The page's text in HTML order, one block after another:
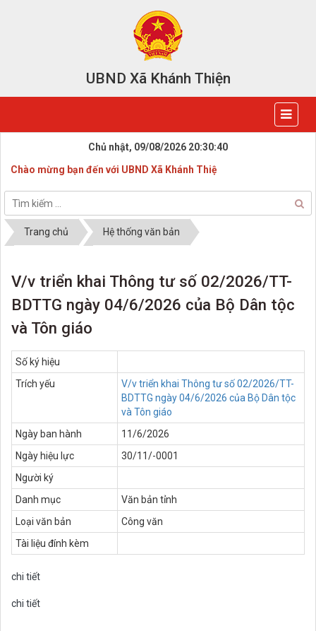
UBND Xã Khánh Thiện
Chủ nhật, 09/08/2026 20:30:40
Chào mừng bạn đến với UBND Xã Khánh Thiện
Trang chủ Hệ thống văn bản
V/v triển khai Thông tư số 02/2026/TT-
BDTTG ngày 04/6/2026 của Bộ Dân tộc
và Tôn giáo
Số ký hiệu
Trích yếu
V/v triển khai Thông tư số 02/2026/TT-
BDTTG ngày 04/6/2026 của Bộ Dân tộc
và Tôn giáo
Ngày ban hành
11/6/2026
Ngày hiệu lực
30/11/-0001
Người ký
Danh mục
Văn bản tỉnh
Loại văn bản
Công văn
Tài liệu đính kèm
chi tiết
chi tiết